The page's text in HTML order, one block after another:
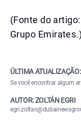
(Fonte do
Grupo Emirates.)
ÚLTIMA ATUALIZAÇÃO:
Se você encontrar algum
AUTOR: ZOLTÁN EGRI